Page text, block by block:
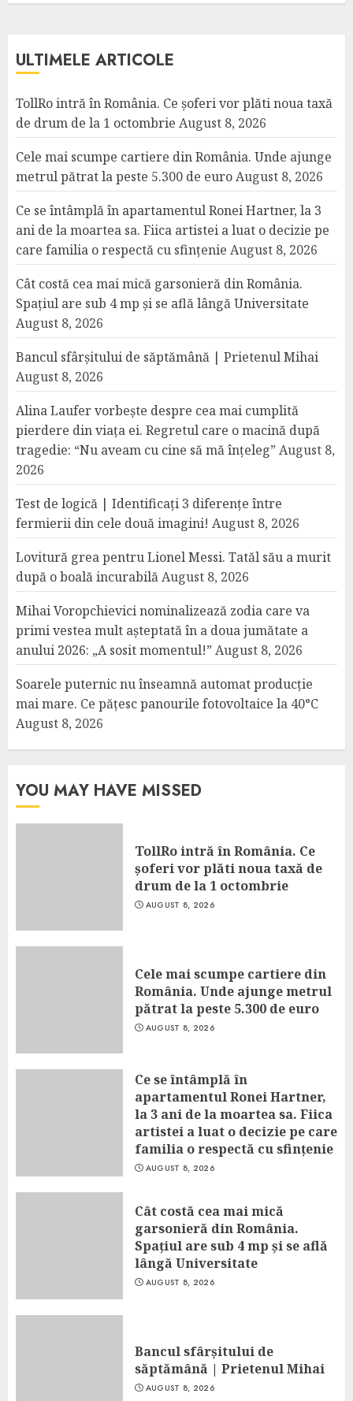
ULTIMELE ARTICOLE
TollRo intră în România. Ce șoferi vor plăti noua taxă
de drum de la 1 octombrie August 8, 2026
Cele mai scumpe cartiere din România. Unde ajunge
metrul pătrat la peste 5.300 de euroAugust 8, 2026
Ce se întâmplă în apartamentul Ronei Hartner, la 3
ani de la moartea sa. Fiica artistei a luat o decizie pe
care familia o respectă cu sfințenie August 8, 2026
Cât costă cea mai mică garsonieră din România.
Spațiul are sub 4 mp și se află lângă Universitate
August 8, 2026
Bancul sfârșitului de săptămână | Prietenul Mihai
August 8, 2026
Alina Laufer vorbește despre cea mai cumplită
pierdere din viața ei. Regretul care o macină după
tragedie: “Nu aveam cu cine să mă înțeleg” August 8,
2026
Test de logică | Identificați 3 diferențe între
fermierii din cele două imagini! August 8, 2026
Lovitură grea pentru Lionel Messi. Tatăl său a murit
după o boală incurabilăAugust 8, 2026
Mihai Voropchievici nominalizează zodia care va
primi vestea mult așteptată în a doua jumătate a
anului 2026: „A sosit momentul!” August 8, 2026
Soarele puternic nu înseamnă automat producție
mai mare. Ce pățesc panourile fotovoltaice la 40°C
August 8, 2026
YOU MAY HAVE MISSED
TollRo intră în România. Ce
șoferi vor plăti noua taxă de
drum de la 1 octombrie
AUGUST 8, 2026
Cele mai scumpe cartiere din
România. Unde ajunge metrul
pătrat la peste 5.300 de euro
AUGUST 8, 2026
Ce se întâmplă în
apartamentul Ronei Hartner,
la 3 ani de la moartea sa. Fiica
artistei a luat o decizie pe care
familia o respectă cu sfințenie
AUGUST 8, 2026
Cât costă cea mai mică
garsonieră din România.
Spațiul are sub 4 mp și se află
lângă Universitate
AUGUST 8, 2026
Bancul sfârșitului de
săptămână | Prietenul Mihai
AUGUST 8, 2026